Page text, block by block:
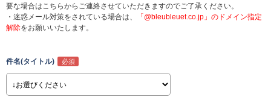
要な場合はこちらからご連絡させていただきますのでご了承ください。
・迷惑メール対策をされている場合は、
「@bleubleuet.co.jp」のドメイン指定
解除をお願いいたします。
件名(タイトル)